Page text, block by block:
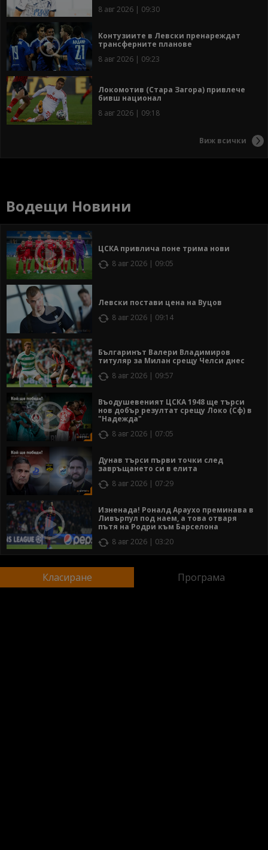
8 авг 2026 | 09:30
Контузиите в Левски пренареждат
трансферните планове
8 авг 2026 | 09:23
Локомотив (Стара Загора) привлече
бивш национал
8 авг 2026 | 09:18
Виж всички
Водещи Новини
ЦСКА привлича поне трима нови
8 авг 2026 | 09:05
Левски постави цена на Вуцов
8 авг 2026 | 09:14
Българинът Валери Владимиров
титуляр за Милан срещу Челси днес
8 авг 2026 | 09:57
Въодушевеният ЦСКА 1948 ще търси
нов добър резултат срещу Локо (Сф) в
"Надежда"
8 авг 2026 | 07:05
Дунав търси първи точки след
завръщането си в елита
8 авг 2026 | 07:29
Изненада! Роналд Араухо преминава в
Ливърпул под наем, а това отваря
пътя на Родри към Барселона
8 авг 2026 | 03:20
Класиране Програма